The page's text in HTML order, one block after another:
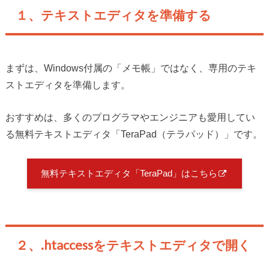
１、テキストエディタを準備する
まずは、Windows付属の「メモ帳」ではなく、専用のテキ
ストエディタを準備します。
おすすめは、多くのプログラマやエンジニアも愛用してい
る無料テキストエディタ「TeraPad（テラパッド）」です。
無料テキストエディタ「TeraPad」はこちら
２、.htaccessをテキストエディタで開く